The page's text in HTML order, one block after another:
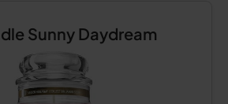
Sunny Daydream